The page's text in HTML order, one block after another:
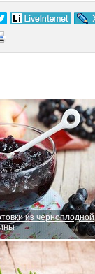
из черноплодной